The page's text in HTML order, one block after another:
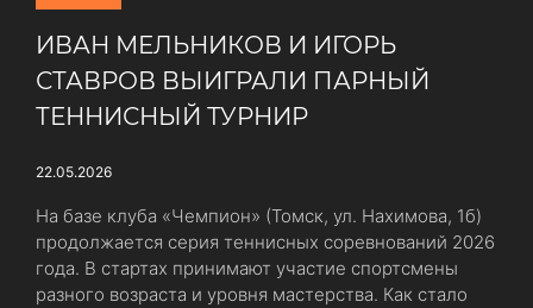
ИВАН МЕЛЬНИКОВ И ИГОРЬ
СТАВРОВ ВЫИГРАЛИ ПАРНЫЙ
ТЕННИСНЫЙ ТУРНИР
22.05.2026
На базе клуба «Чемпион» (Томск, ул. Нахимова, 1б)
продолжается серия теннисных соревнований 2026
года. В стартах принимают участие спортсмены
разного возраста и уровня мастерства. Как стало